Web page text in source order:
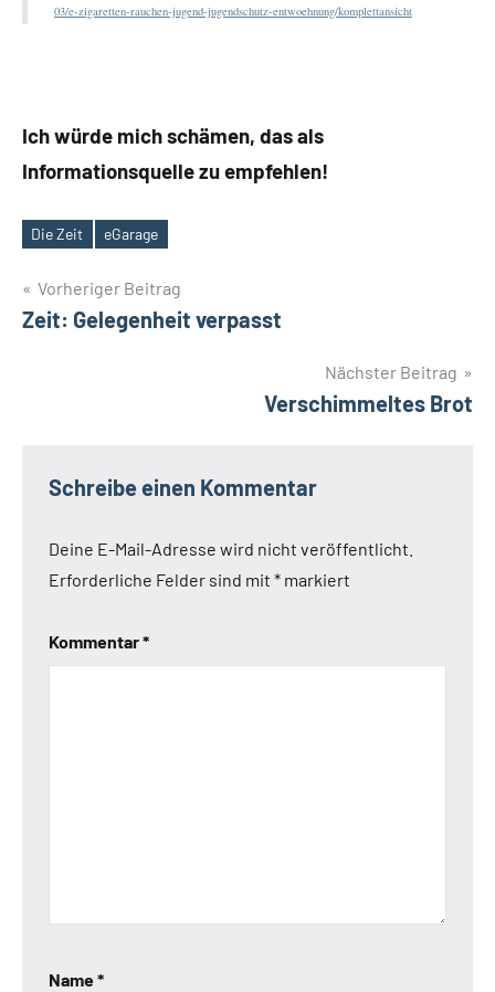
03/e-zigaretten-rauchen-jugend-jugendschutz-entwoehnung/komplettansicht
Ich würde mich schämen, das als
Informationsquelle zu empfehlen!
Schlagwörter
Die Zeit eGarage
Beitrags-
Navigation
Vorheriger Beitrag
Zeit: Gelegenheit verpasst
Nächster Beitrag
Verschimmeltes Brot
Schreibe einen Kommentar
Deine E-Mail-Adresse wird nicht veröffentlicht.
Erforderliche Felder sind mit * markiert
Kommentar*
Name*